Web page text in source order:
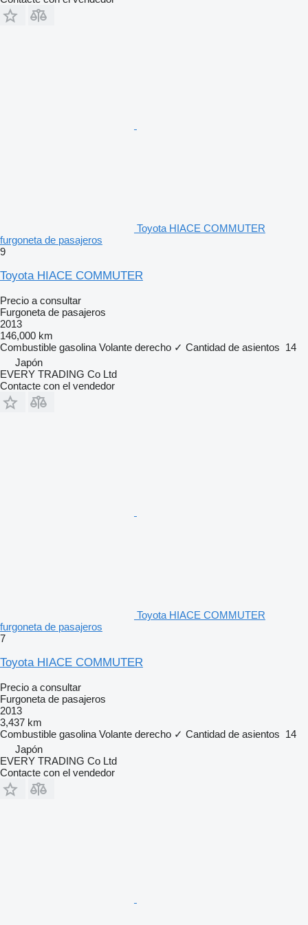
Toyota HIACE COMMUTER
furgoneta de pasajeros
9
Toyota HIACE COMMUTER
Precio a consultar
Furgoneta de pasajeros
2013
146,000 km
Combustible gasolina Volante derecho ✓ Cantidad de asientos 14
Japón
EVERY TRADING Co Ltd
Contacte con el vendedor
Toyota HIACE COMMUTER
furgoneta de pasajeros
7
Toyota HIACE COMMUTER
Precio a consultar
Furgoneta de pasajeros
2013
3,437 km
Combustible gasolina Volante derecho ✓ Cantidad de asientos 14
Japón
EVERY TRADING Co Ltd
Contacte con el vendedor